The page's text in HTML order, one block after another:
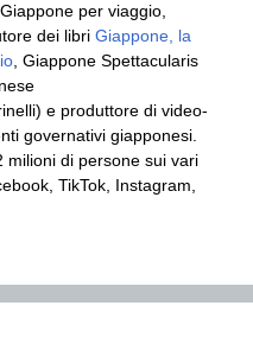
per viaggio,
dei libri Giappone, la
, Giappone Spettacularis
e produttore di video-
governativi giapponesi.
milioni di persone sui vari
TikTok, Instagram,